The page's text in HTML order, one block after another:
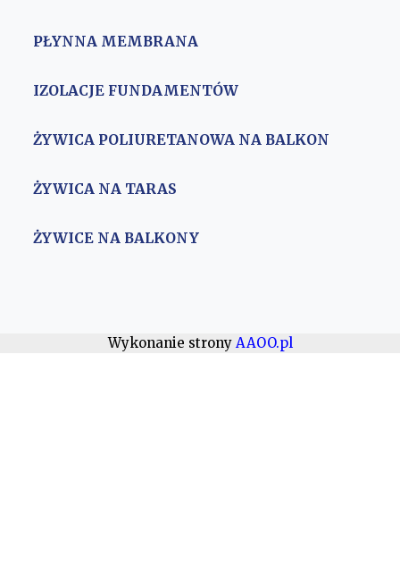
PŁYNNA MEMBRANA
IZOLACJE FUNDAMENTÓW
ŻYWICA POLIURETANOWA NA BALKON
ŻYWICA NA TARAS
ŻYWICE NA BALKONY
Wykonanie strony AAOO.pl